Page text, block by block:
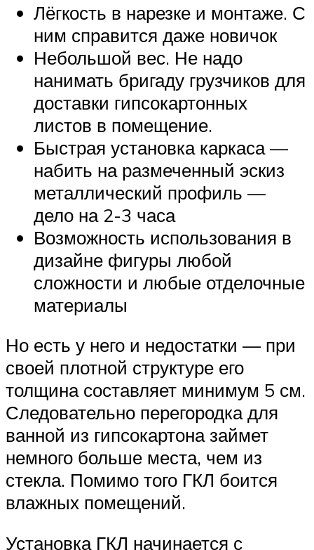
Лёгкость в нарезке и монтаже. С
ним справится даже новичок
Небольшой вес. Не надо
нанимать бригаду грузчиков для
доставки гипсокартонных
листов в помещение.
Быстрая установка каркаса —
набить на размеченный эскиз
металлический профиль —
дело на 2-3 часа
Возможность использования в
дизайне фигуры любой
сложности и любые отделочные
материалы
Но есть у него и недостатки — при
своей плотной структуре его
толщина составляет минимум 5 см.
Следовательно перегородка для
ванной из гипсокартона займет
немного больше места, чем из
стекла. Помимо того ГКЛ боится
влажных помещений.
Установка ГКЛ начинается с